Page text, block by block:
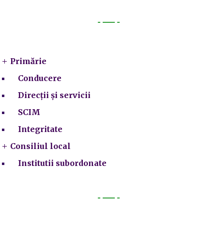
Primărie
Conducere
Direcții și servicii
SCIM
Integritate
Consiliul local
Institutii subordonate